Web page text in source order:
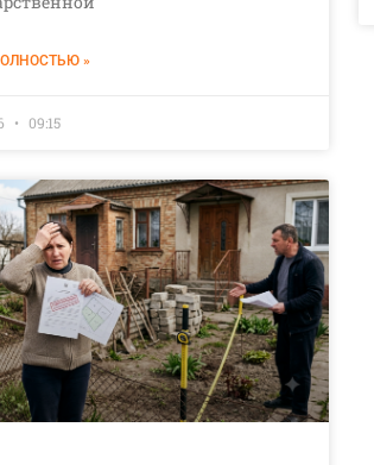
»
09:15